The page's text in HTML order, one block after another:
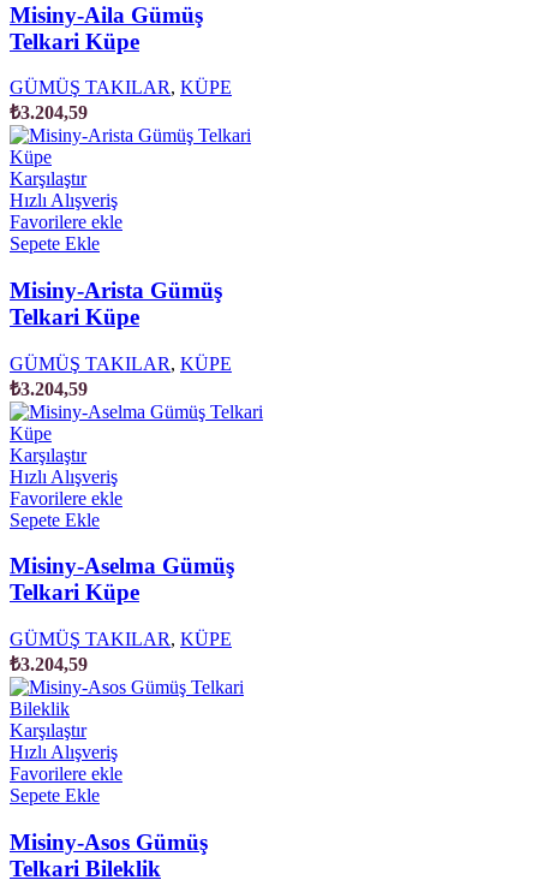
Misiny-Aila Gümüş
Telkari Küpe
GÜMÜŞ TAKILAR, KÜPE
₺3.204,59
Karşılaştır
Hızlı Alışveriş
Favorilere ekle
Sepete Ekle
Misiny-Arista Gümüş
Telkari Küpe
GÜMÜŞ TAKILAR, KÜPE
₺3.204,59
Karşılaştır
Hızlı Alışveriş
Favorilere ekle
Sepete Ekle
Misiny-Aselma Gümüş
Telkari Küpe
GÜMÜŞ TAKILAR, KÜPE
₺3.204,59
Karşılaştır
Hızlı Alışveriş
Favorilere ekle
Sepete Ekle
Misiny-Asos Gümüş
Telkari Bileklik